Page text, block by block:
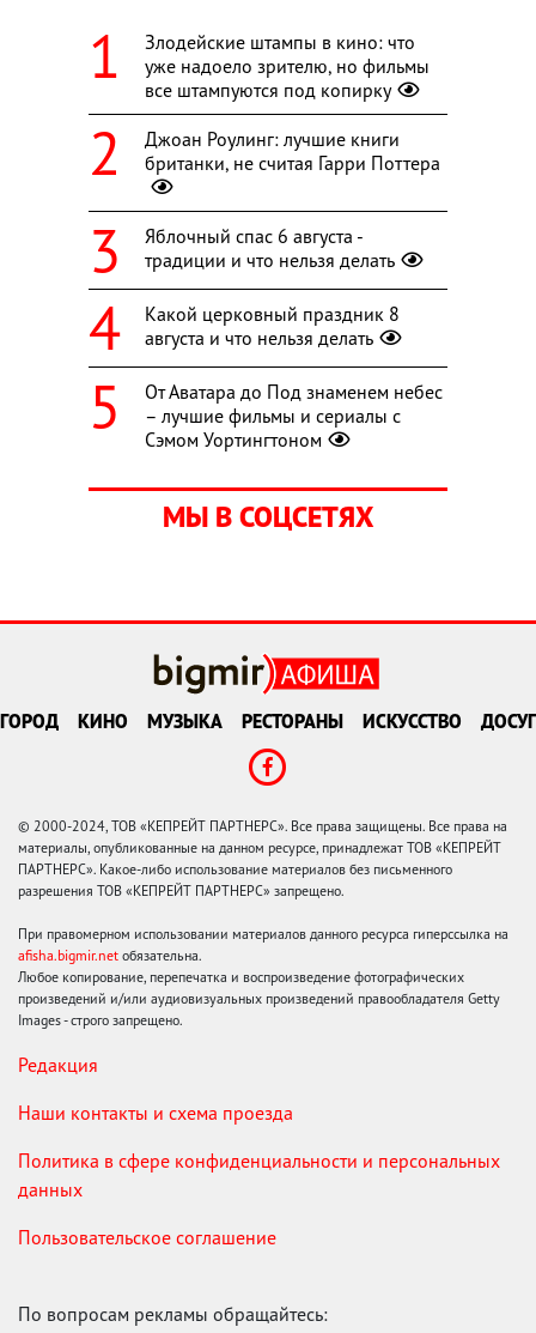
Злодейские штампы в кино: что
уже надоело зрителю, но фильмы
все штампуются под копирку
Джоан Роулинг: лучшие книги
британки, не считая Гарри Поттера
Яблочный спас 6 августа -
традиции и что нельзя делать
Какой церковный праздник 8
августа и что нельзя делать
От Аватара до Под знаменем небес
– лучшие фильмы и сериалы с
Сэмом Уортингтоном
МЫ В СОЦСЕТЯХ
ГОРОД КИНО МУЗЫКА РЕСТОРАНЫ ИСКУССТВО ДОСУГ
© 2000-2024, ТОВ «КЕПРЕЙТ ПАРТНЕРС». Все права защищены. Все права на
материалы, опубликованные на данном ресурсе, принадлежат ТОВ «КЕПРЕЙТ
ПАРТНЕРС». Какое-либо использование материалов без письменного
разрешения ТОВ «КЕПРЕЙТ ПАРТНЕРС» запрещено.
При правомерном использовании материалов данного ресурса гиперссылка на
afisha.bigmir.net обязательна.
Любое копирование, перепечатка и воспроизведение фотографических
произведений и/или аудиовизуальных произведений правообладателя Getty
Images - строго запрещено.
Редакция
Наши контакты и схема проезда
Политика в сфере конфиденциальности и персональных
данных
Пользовательское соглашение
По вопросам рекламы обращайтесь: